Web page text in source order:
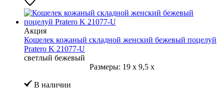
Акция
Кошелек кожаный складной женский бежевый поцелуй
Pratero K 21077-U
светлый бежевый
Размеры: 19 x 9,5 x
В наличии